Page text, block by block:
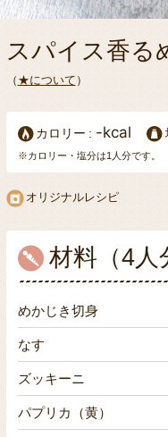
スパイス香る
（ ★について ）
カロリー -kcal
※カロリー・塩分は1人分です。
オリジナルレシピ
材料（4人
めかじき切身
なす
ズッキーニ
パプリカ（黄）